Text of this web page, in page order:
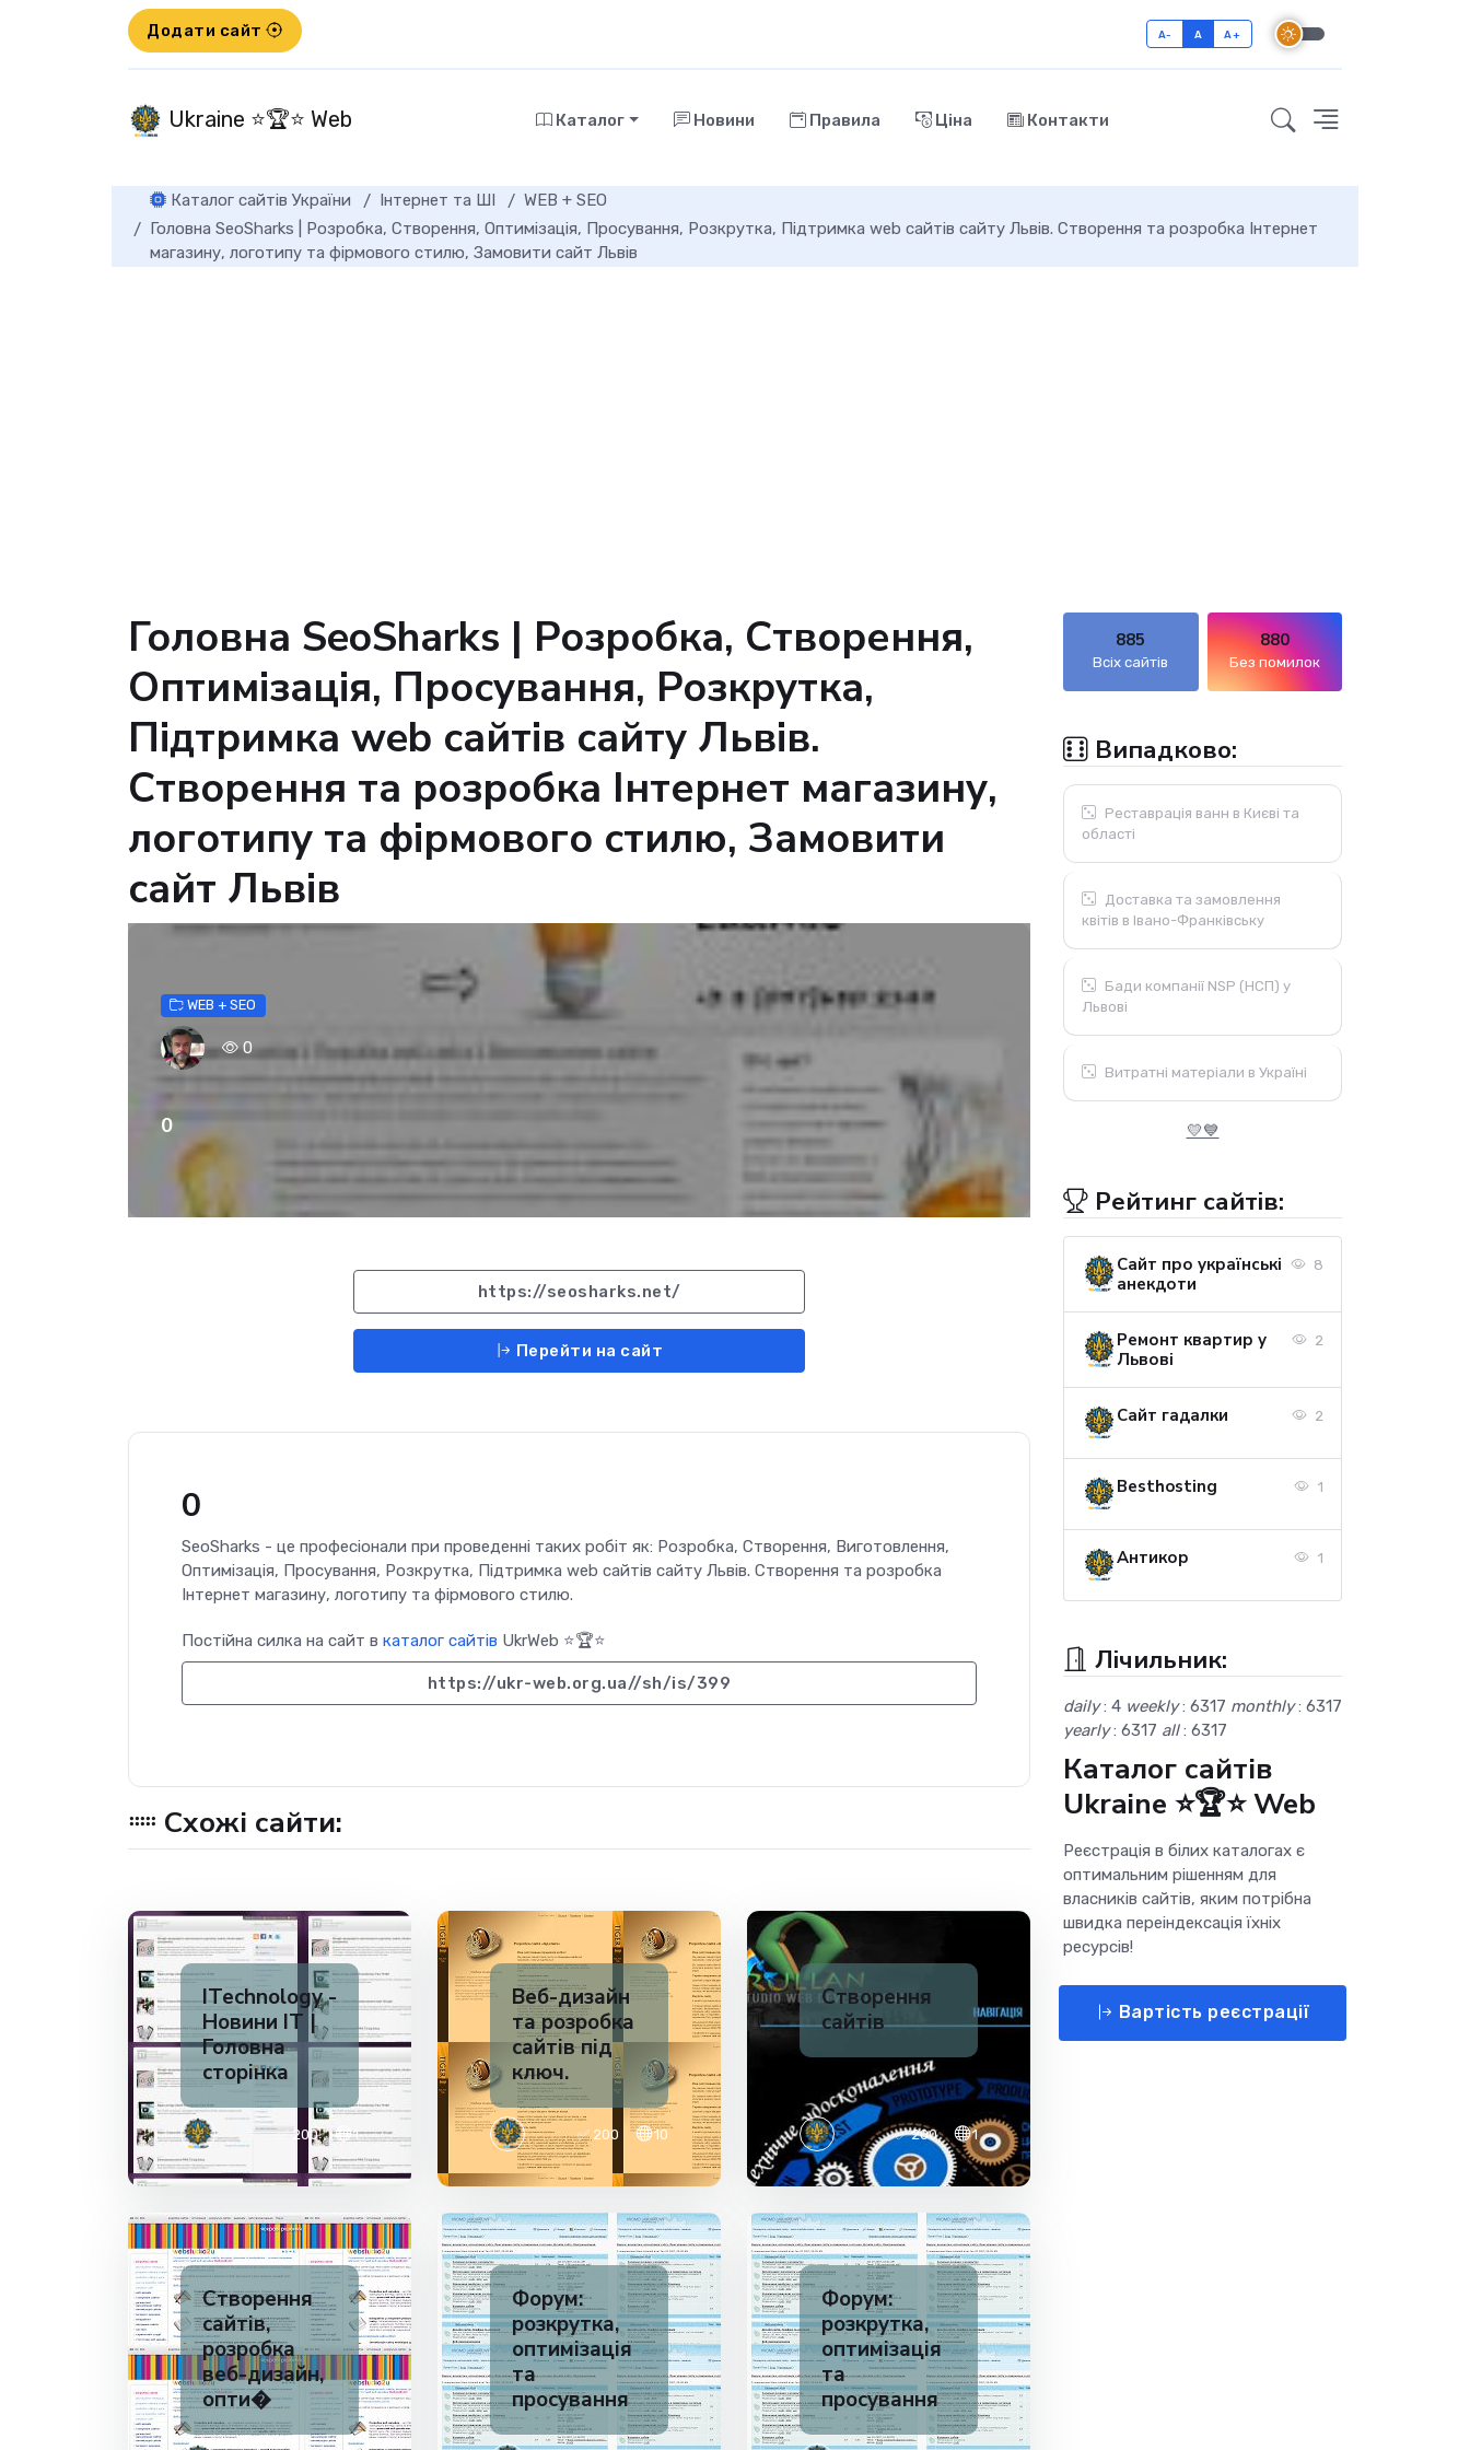
Додати сайт A- A A+
Ukraine ⭐🏆⭐ Web Каталог Новини Правила Ціна Контакти
Каталог сайтів України Інтернет та ШІ
WEB + SEO
Головна SeoSharks | Розробка, Створення, Оптимізація, Просування, Розкрутка, Підтримка web сайтів сайту Львів. Створення та розробка Інтернет
магазину, логотипу та фірмового стилю, Замовити сайт Львів
Головна SeoSharks | Розробка, Створення,
Оптимізація, Просування, Розкрутка,
Підтримка web сайтів сайту Львів.
Створення та розробка Інтернет магазину,
логотипу та фірмового стилю, Замовити
сайт Львів
WEB + SEO
0
0
https://seosharks.net/
Перейти на сайт
0
SeoSharks - це професіонали при проведенні таких робіт як: Розробка, Створення, Виготовлення,
Оптимізація, Просування, Розкрутка, Підтримка web сайтів сайту Львів. Створення та розробка
Інтернет магазину, логотипу та фірмового стилю.
Постійна силка на сайт в каталог сайтів UkrWeb ⭐🏆⭐
https://ukr-web.org.ua//sh/is/399
Схожі сайти:
ITechnology -
Новини ІТ |
Головна
сторінка
✅ 200 1
Веб-дизайн
та розробка
сайтів під
ключ.
✅ 200 10
Створення
сайтів
✅ 200 1
Створення
сайтів,
розробка
веб-дизайн,
опти�
Форум:
розкрутка,
оптимізація
та
просування
Форум:
розкрутка,
оптимізація
та
просування
885
Всіх сайтів
880
Без помилок
Випадково:
Реставрація ванн в Києві та
області
Доставка та замовлення
квітів в Івано-Франківську
Бади компанії NSP (НСП) у
Львові
Витратні матеріали в Україні
💛💙
Рейтинг сайтів:
Сайт про українські
анекдоти
8
Ремонт квартир у
Львові
2
Сайт гадалки 2
Besthosting 1
Антикор 1
Лічильник:
daily: 4 weekly: 6317 monthly: 6317
yearly: 6317 all: 6317
Каталог сайтів
Ukraine ⭐🏆⭐ Web
Реєстрація в білих каталогах є
оптимальним рішенням для
власників сайтів, яким потрібна
швидка переіндексація їхніх
ресурсів!
Вартість реєстрації